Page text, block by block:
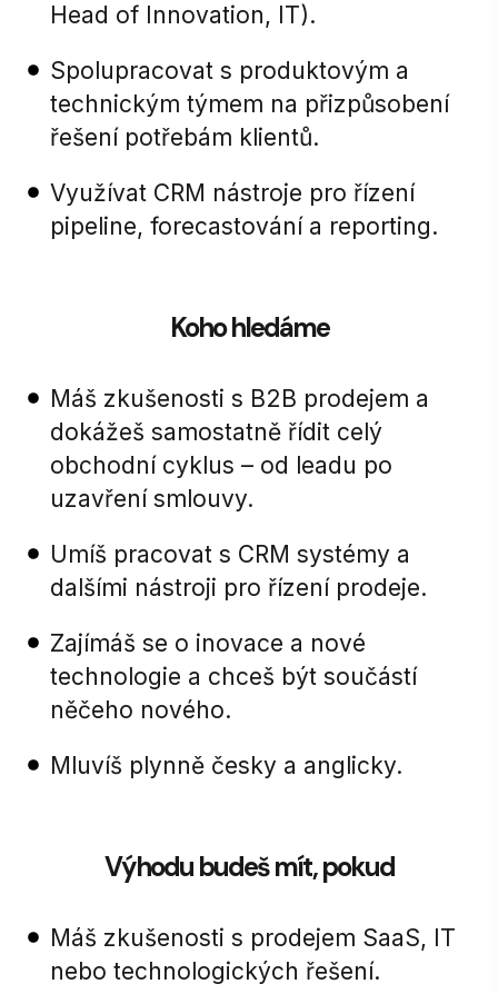
Head of Innovation, IT).
Spolupracovat s produktovým a
technickým týmem na přizpůsobení
řešení potřebám klientů.
Využívat CRM nástroje pro řízení
pipeline, forecastování a reporting.
Koho hledáme
Máš zkušenosti s B2B prodejem a
dokážeš samostatně řídit celý
obchodní cyklus – od leadu po
uzavření smlouvy.
Umíš pracovat s CRM systémy a
dalšími nástroji pro řízení prodeje.
Zajímáš se o inovace a nové
technologie a chceš být součástí
něčeho nového.
Mluvíš plynně česky a anglicky.
Výhodu budeš mít, pokud
Máš zkušenosti s prodejem SaaS, IT
nebo technologických řešení.